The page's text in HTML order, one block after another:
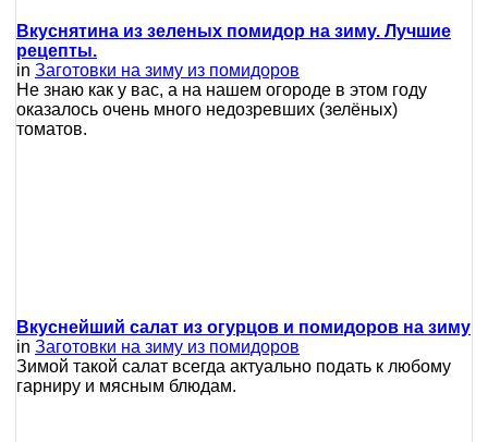
Вкуснятина из зеленых помидор на зиму. Лучшие
рецепты.
in Заготовки на зиму из помидоров
Не знаю как у вас, а на нашем огороде в этом году
оказалось очень много недозревших (зелёных)
томатов.
Вкуснейший салат из огурцов и помидоров на зиму
in Заготовки на зиму из помидоров
Зимой такой салат всегда актуально подать к любому
гарниру и мясным блюдам.